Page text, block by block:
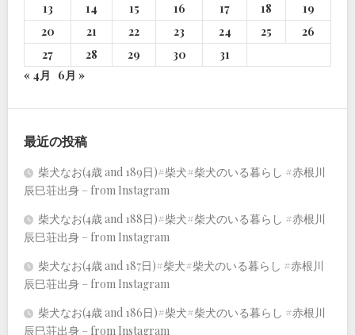
13
14 15 16 17 18
19
20
21 22 23 24 25
26
27
28 29 30
31
« 4月
6月 »
最近の投稿
柴犬なお(4歳 and 189日)#柴犬#柴犬のいる暮らし #赤根川
辰巳荘出身 – from Instagram
柴犬なお(4歳 and 188日)#柴犬#柴犬のいる暮らし #赤根川
辰巳荘出身 – from Instagram
柴犬なお(4歳 and 187日)#柴犬#柴犬のいる暮らし #赤根川
辰巳荘出身 – from Instagram
柴犬なお(4歳 and 186日)#柴犬#柴犬のいる暮らし #赤根川
辰巳荘出身 – from Instagram